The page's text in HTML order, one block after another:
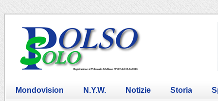
Mondovision N.Y.W. Notizie Storia